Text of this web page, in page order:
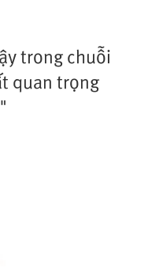
trong chuỗi
quan trọng